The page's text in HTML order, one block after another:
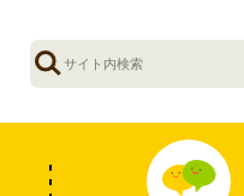
サ
イ
ト